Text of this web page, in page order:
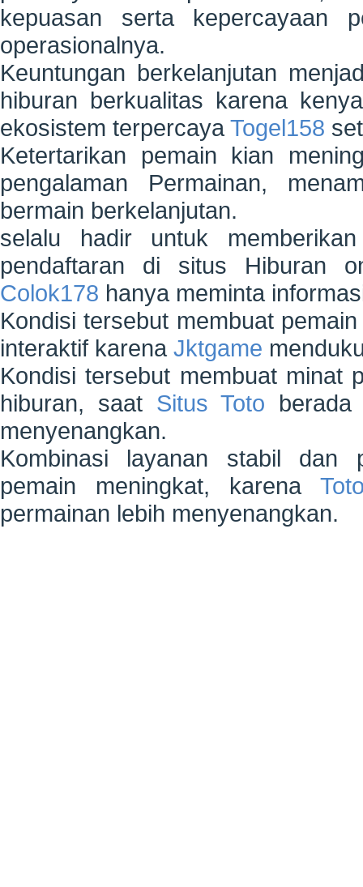
kepuasan serta kepercayaan
operasionalnya.
Keuntungan berkelanjutan
hiburan berkualitas karena
ekosistem terpercaya Togel158
Ketertarikan pemain kian
pengalaman Permainan,
bermain berkelanjutan.
selalu hadir untuk
pendaftaran di situs Hiburan
Colok178 hanya meminta
Kondisi tersebut membuat
interaktif karena Jktgame
Kondisi tersebut membuat minat
hiburan, saat Situs Toto
menyenangkan.
Kombinasi layanan stabil dan
pemain meningkat, karena
permainan lebih menyenangkan.